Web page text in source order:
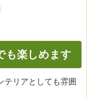
も楽しめます
テリアとしても雰囲